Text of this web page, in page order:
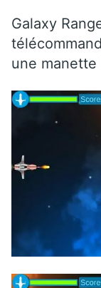
Galaxy
une manette